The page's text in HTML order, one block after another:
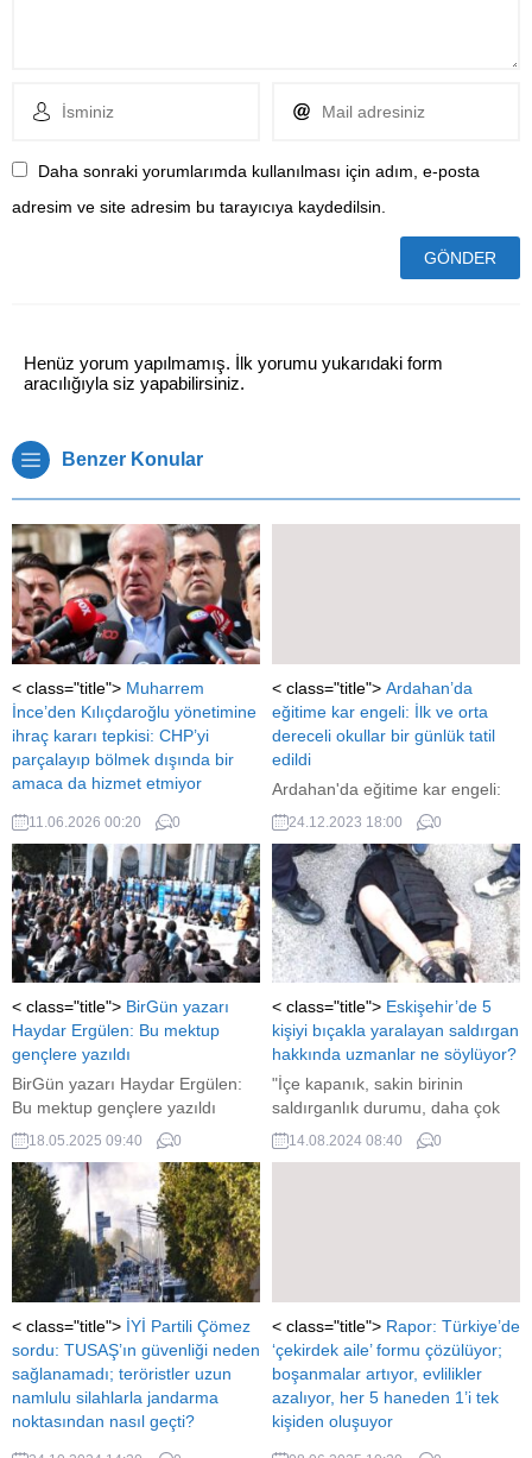
Daha sonraki yorumlarımda kullanılması için adım, e-posta
adresim ve site adresim bu tarayıcıya kaydedilsin.
Henüz yorum yapılmamış. İlk yorumu yukarıdaki form
aracılığıyla siz yapabilirsiniz.
Benzer Konular
< class="title"> Muharrem
İnce’den Kılıçdaroğlu yönetimine
ihraç kararı tepkisi: CHP’yi
parçalayıp bölmek dışında bir
amaca da hizmet etmiyor
CHP'li Muharrem İnce, CHP
milletvekillerinin kesin ihraç
talebiyle tedbirli olarak Yüksek
Disiplin Kuruluna sevk
edilmesine tepki gösterdi. İnce
açıklamasında "Hukuka aykırı
olan, demokrasinin değer ve
ilkeleriyle bağdaşmayan ve parti
içi demokratik ...
11.06.2026 00:20 0
< class="title"> Ardahan’da
eğitime kar engeli: İlk ve orta
dereceli okullar bir günlük tatil
edildi
Ardahan'da eğitime kar engeli:
İlk ve orta dereceli okullar bir
günlük tatil edildi
24.12.2023 18:00 0
< class="title"> BirGün yazarı
Haydar Ergülen: Bu mektup
gençlere yazıldı
BirGün yazarı Haydar Ergülen:
Bu mektup gençlere yazıldı
18.05.2025 09:40 0
< class="title"> Eskişehir’de 5
kişiyi bıçakla yaralayan saldırgan
hakkında uzmanlar ne söylüyor?
"İçe kapanık, sakin birinin
saldırganlık durumu, daha çok
psikotik bir durum olduğunu
düşündürüyor"
14.08.2024 08:40 0
< class="title"> İYİ Partili Çömez
sordu: TUSAŞ’ın güvenliği neden
sağlanamadı; teröristler uzun
namlulu silahlarla jandarma
noktasından nasıl geçti?
İYİ Partili Çömez sordu:
< class="title"> Rapor: Türkiye’de
‘çekirdek aile’ formu çözülüyor;
boşanmalar artıyor, evlilikler
azalıyor, her 5 haneden 1’i tek
kişiden oluşuyor
Rapor: Türkiye'de 'çekirdek aile'